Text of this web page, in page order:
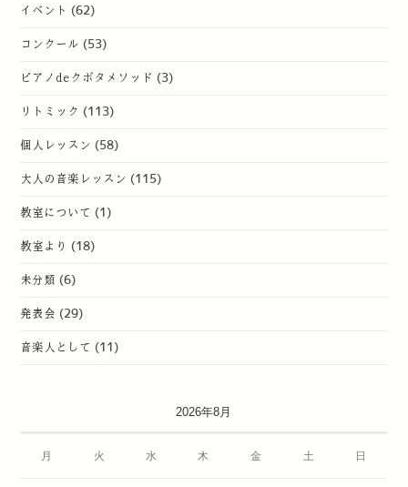
イベント (62)
コンクール (53)
ピアノdeクボタメソッド (3)
リトミック (113)
個人レッスン (58)
大人の音楽レッスン (115)
教室について (1)
教室より (18)
未分類 (6)
発表会 (29)
音楽人として (11)
2026年8月
月 火 水 木 金 土 日